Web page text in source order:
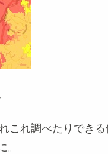
れ調べたりできる